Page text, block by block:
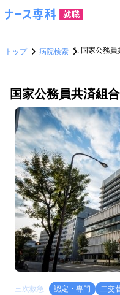
トップ 病院検索 国家公務
国家公務員共済組
三次救急 認定・専門 二交